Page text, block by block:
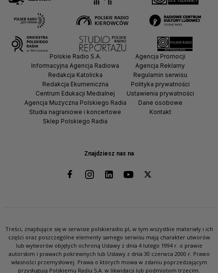
Znajdziesz nas na
Polskie Radio S.A.
Informacyjna Agencja Radiowa
Redakcja Katolicka
Redakcja Ekumeniczna
Centrum Edukacji Medialnej
Agencja Muzyczna Polskiego Radia
Studia nagraniowe i koncertowe
Sklep Polskiego Radia
Agencja Promocji
Agencja Reklamy
Regulamin serwisu
Polityka prywatności
Ustawienia prywatności
Dane osobowe
Kontakt
Treści, znajdujące się w serwisie polskieradio.pl, w tym wszystkie materiały i ich
części oraz poszczególne elementy samego serwisu mają charakter utworów
lub wytworów objętych ochroną Ustawy z dnia 4 lutego 1994 r. o prawie
autorskim i prawach pokrewnych lub Ustawy z dnia 30 czerwca 2000 r. Prawo
własności przemysłowej. Prawa o których mowa w zdaniu poprzedzającym
przysługują Polskiemu Radiu S.A. w likwidacji lub podmiotom trzecim.